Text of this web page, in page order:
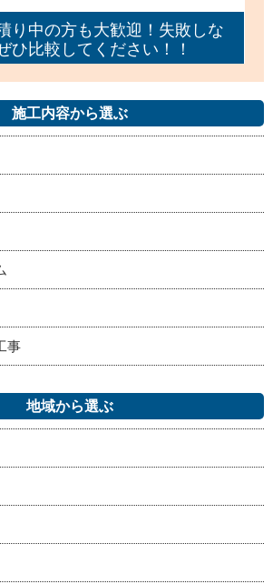
り中の方も大歓迎！失敗しな
ひ比較してください！！
施工内容から選ぶ
事
地域から選ぶ